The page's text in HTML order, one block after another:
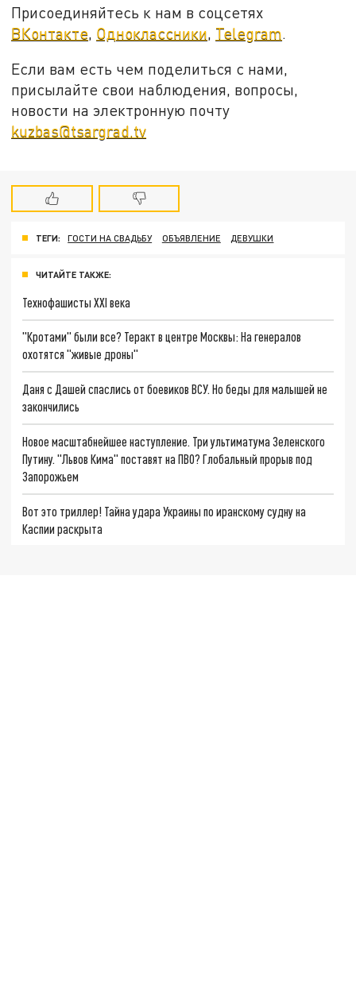
Присоединяйтесь к нам в соцсетях
ВКонтакте, Одноклассники, Telegram.
Если вам есть чем поделиться с нами,
присылайте свои наблюдения, вопросы,
новости на электронную почту
kuzbas@tsargrad.tv
ТЕГИ: ГОСТИ НА СВАДЬБУ ОБЪЯВЛЕНИЕ ДЕВУШКИ
ЧИТАЙТЕ ТАКЖЕ:
Технофашисты XXI века
"Кротами" были все? Теракт в центре Москвы: На генералов
охотятся "живые дроны"
Даня с Дашей спаслись от боевиков ВСУ. Но беды для малышей не
закончились
Новое масштабнейшее наступление. Три ультиматума Зеленского
Путину. "Львов Кима" поставят на ПВО? Глобальный прорыв под
Запорожьем
Вот это триллер! Тайна удара Украины по иранскому судну на
Каспии раскрыта